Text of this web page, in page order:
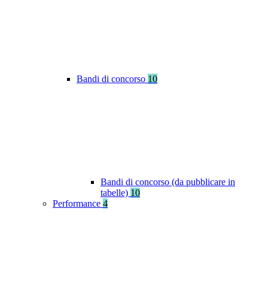
Bandi di concorso 10
Bandi di concorso (da pubblicare in
tabelle) 10
Performance 4